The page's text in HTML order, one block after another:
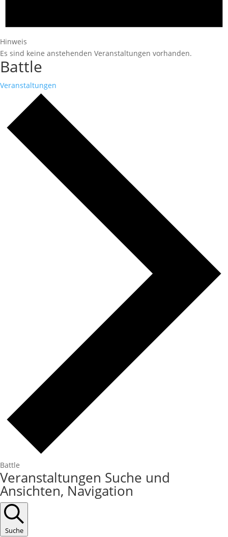
Hinweis
Es sind keine anstehenden Veranstaltungen vorhanden.
Battle
Veranstaltungen
Battle
Veranstaltungen Suche und
Ansichten, Navigation
Suche